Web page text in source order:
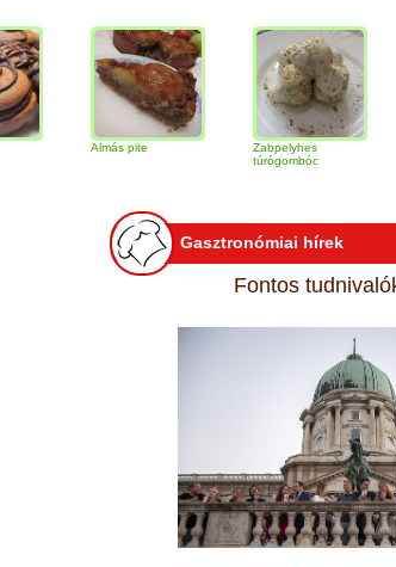
Zabpelyhes
túrógombóc
Gasztronómiai hírek
Fontos